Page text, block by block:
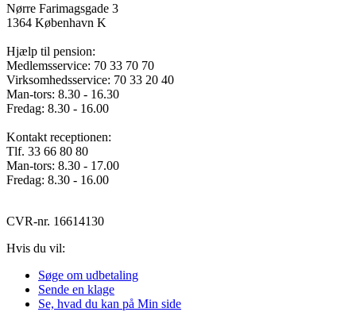
Nørre Farimagsgade 3
1364 København K
Hjælp til pension:
Medlemsservice: 70 33 70 70
Virksomhedsservice: 70 33 20 40
Man-tors: 8.30 - 16.30
Fredag: 8.30 - 16.00
Kontakt receptionen:
Tlf. 33 66 80 80
Man-tors: 8.30 - 17.00
Fredag: 8.30 - 16.00
CVR-nr. 16614130
Hvis du vil:
Søge om udbetaling
Sende en klage
Se, hvad du kan på Min side